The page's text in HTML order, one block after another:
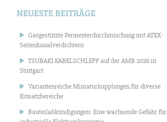
NEUESTE BEITRÄGE
Gasgestützte Fermenterdurchmischung mit ATEX-
Seitenkanalverdichtern
TSUBAKI KABELSCHLEPP auf der AMB 2026 in
Stuttgart
Variantenreiche Miniaturkupplungen für diverse
Einsatzbereiche
Bauteilabkündigungen: Eine wachsende Gefahr für